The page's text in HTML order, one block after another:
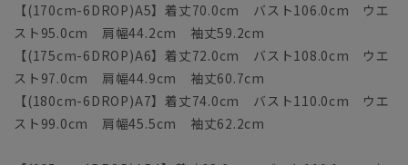
【(170cm-6DROP)A5】着丈70.0cm バスト106.0cm ウエ
スト95.0cm 肩幅44.2cm 袖丈59.2cm
【(175cm-6DROP)A6】着丈72.0cm バスト108.0cm ウエ
スト97.0cm 肩幅44.9cm 袖丈60.7cm
【(180cm-6DROP)A7】着丈74.0cm バスト110.0cm ウエ
スト99.0cm 肩幅45.5cm 袖丈62.2cm